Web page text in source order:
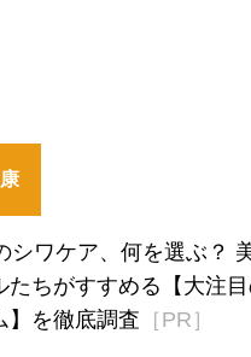
シワケア、何を選ぶ？
たちがすすめる【大注
】を徹底調査 ［PR］